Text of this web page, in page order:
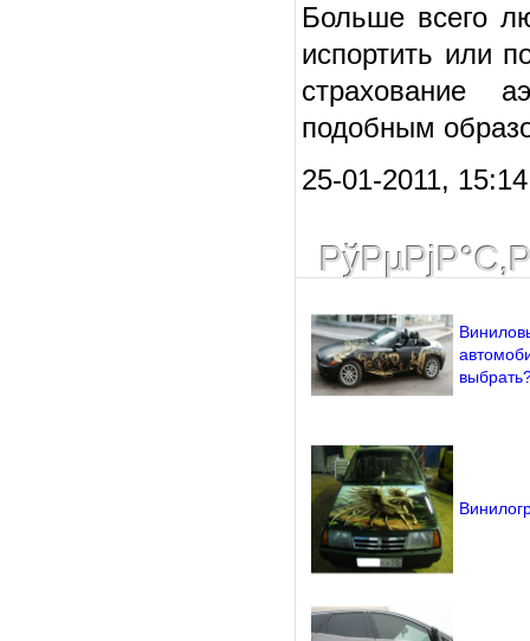
Больше всего
испортить или
страхование
подобным
25-01-2011,